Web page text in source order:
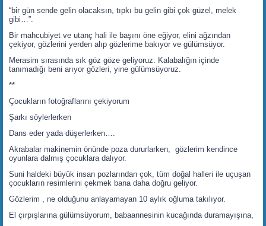
“bir gün sende gelin olacaksın, tıpkı bu gelin gibi çok güzel, melek
gibi…”.
Bir mahcubiyet ve utanç hali ile başını öne eğiyor, elini ağzından
çekiyor, gözlerini yerden alıp gözlerime bakıyor ve gülümsüyor.
Merasim sırasında sık göz göze geliyoruz. Kalabalığın içinde
tanımadığı beni arıyor gözleri, yine gülümsüyoruz.
**
Çocukların fotoğraflarını çekiyorum
Şarkı söylerlerken
Dans eder yada düşerlerken….
Akrabalar makinemin önünde poza dururlarken, gözlerim kendince
oyunlara dalmış çocuklara dalıyor.
Suni haldeki büyük insan pozlarından çok, tüm doğal halleri ile uçuşan
çocukların resimlerini çekmek bana daha doğru geliyor.
Gözlerim , ne olduğunu anlayamayan 10 aylık oğluma takılıyor.
El çırpışlarına gülümsüyorum, babaannesinin kucağında duramayışına,